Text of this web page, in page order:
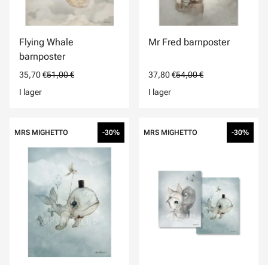
Flying Whale
barnposter
35,70 €51,00 €
I lager
Mr Fred barnposter
37,80 €54,00 €
I lager
MRS MIGHETTO -30% MRS MIGHETTO -30%